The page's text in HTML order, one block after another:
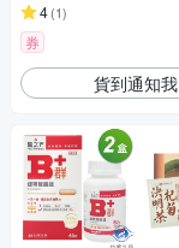
4(1)
券
貨到通知我